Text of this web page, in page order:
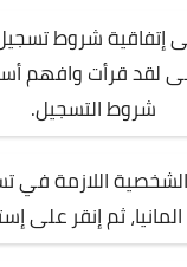
لقد قرأت وافهم
شروط التسجيل.
الشخصية اللازمة